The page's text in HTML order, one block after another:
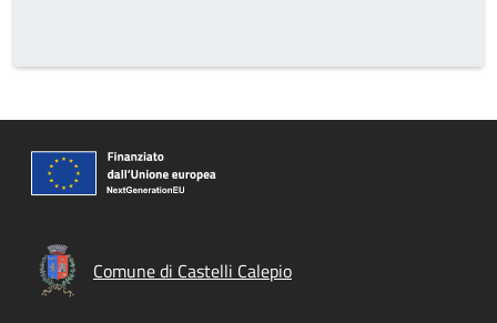
Comune di Castelli Calepio